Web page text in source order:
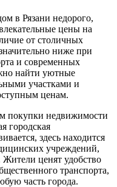
в Рязани недорого,
цены на
от столичных
ниже при
и современных
найти уютные
участками и
ценам.
покупки недвижимости
городская
здесь находится
учреждений,
ценят удобство
транспорта,
часть города.